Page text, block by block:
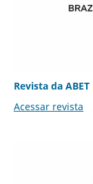
Revista da ABET
Acessar revista